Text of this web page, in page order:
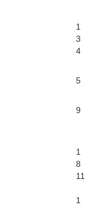
1
3
4
5
9
1
8
11
1